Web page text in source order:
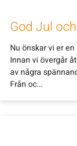
God Jul
Nu önskar vi er
Innan vi övergår
av några
Från oc...